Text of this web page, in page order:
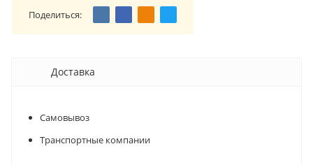
Поделиться:
Доставка
Самовывоз
Транспортные компании